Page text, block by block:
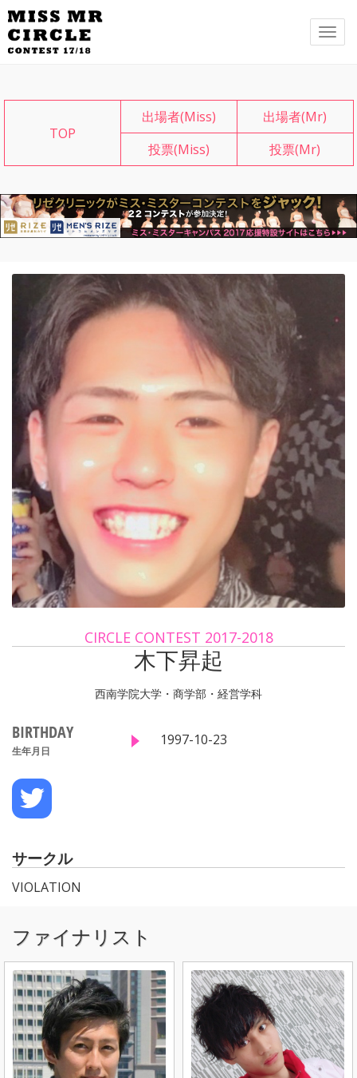
メ
TOP
出場者(Miss)
出場者(Mr)
投票(Miss)
投票(Mr)
CIRCLE CONTEST 2017-2018
木下昇起
西南学院大学・商学部・経営学科
BIRTHDAY
生年月日
1997-10-23
サークル
VIOLATION
ファイナリスト